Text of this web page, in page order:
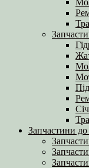
Запчастини до